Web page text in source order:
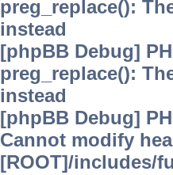
preg_replace():
instead
[phpBB Debug]
preg_replace():
instead
[phpBB Debug]
Cannot modify
[ROOT]/includes/